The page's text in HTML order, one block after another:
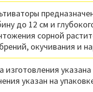
до 12 см и
сорной
окучивания и
изготовления
указан на